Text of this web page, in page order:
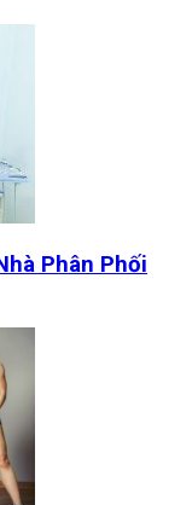
Phân Phối